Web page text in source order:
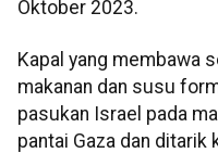
Oktober 2023.
Kapal yang membawa
makanan dan susu
pasukan Israel pada
pantai Gaza dan ditarik